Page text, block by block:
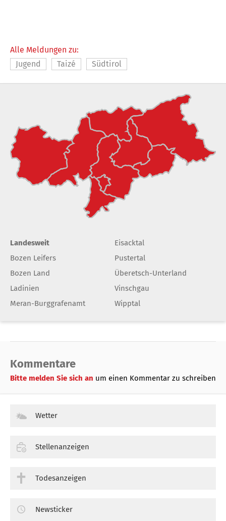
Alle Meldungen zu:
Jugend
Taizé Südtirol
Landesweit
Bozen Leifers
Bozen Land
Ladinien
Meran-Burggrafenamt
Eisacktal
Pustertal
Überetsch-Unterland
Vinschgau
Wipptal
Kommentare
Bitte melden Sie sich an um einen Kommentar zu schreiben
Wetter
Stellenanzeigen
Todesanzeigen
Newsticker